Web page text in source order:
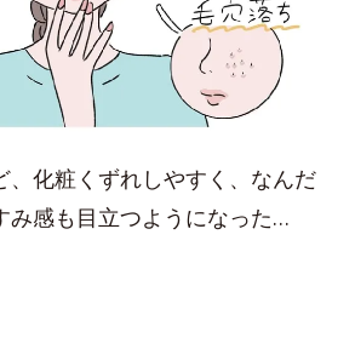
、化粧くずれしやすく、なんだ
み感も目立つようになった…